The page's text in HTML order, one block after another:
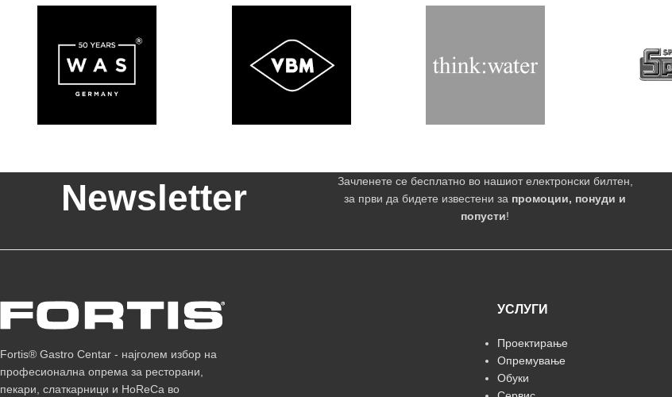
Newsletter
Зачленете се бесплатно во нашиот електронски билтен,
за први да бидете известени за промоции, понуди и
попусти!
Fortis® Gastro Centar - најголем избор на
професионална опрема за ресторани,
пекари, слаткарници и HoReCa во
УСЛУГИ
Проектирање
Опремување
Обуки